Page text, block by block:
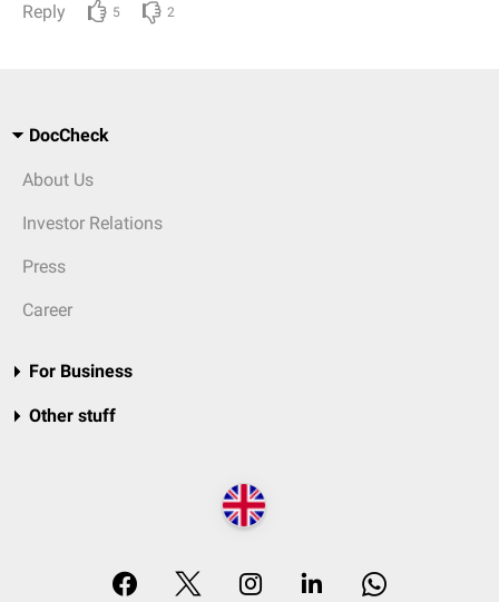
Reply 5 2
DocCheck
About Us
Investor Relations
Press
Career
For Business
Other stuff